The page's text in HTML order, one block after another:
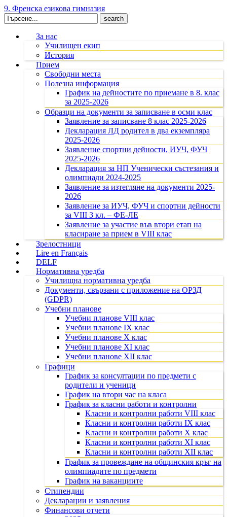
9. Френска езикова гимназия
Search
for:
За нас
Училищен екип
История
Прием
Свободни места
Полезна информация
График на дейностите по приемане в 8. клас
за 2025-2026
Образци на документи за записване в осми клас
Заявление за записване 8 клас 2025-2026
Декларация ЛД родител в два екземпляра
2025-2026
Заявление спортни дейности, ИУЧ, ФУЧ
2025-2026
Декларация за НП Ученически състезания и
олимпиади 2024-2025
Заявление за изтегляне на документи 2025-
2026
Заявление за ИУЧ, ФУЧ и спортни дейности
за VIII З кл. – ФЕ-ЛЕ
Заявление за участие във втори етап на
класиране за прием в VIII клас
Зрелостници
Lire en Français
DELF
Нормативна уредба
Училищна нормативна уредба
Документи, свързани с приложение на ОРЗД
(GDPR)
Учебни планове
Учебни планове VIII клас
Учебни планове IX клас
Учебни планове X клас
Учебни планове XI клас
Учебни планове XII клас
Графици
График за консултации по предмети с
родители и ученици
График на втори час на класа
График за класни работи и контролни
Класни и контролни работи VIII клас
Класни и контролни работи IX клас
Класни и контролни работи X клас
Класни и контролни работи XI клас
Класни и контролни работи XII клас
График за провеждане на общинския кръг на
олимпиадите по предмети
График на ваканциите
Стипендии
Декларации и заявления
Финансови отчети